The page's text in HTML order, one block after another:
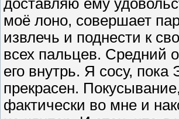
доставляю ему
моё лоно, совершает
извлечь и поднести к
всех пальцев. Средний
его внутрь. Я сосу,
прекрасен.
фактически во мне и